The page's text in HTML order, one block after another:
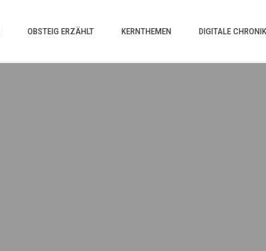
OBSTEIG ERZÄHLT KERNTHEMEN DIGITALE